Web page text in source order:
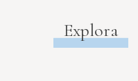
Explora